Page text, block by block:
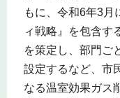
もに、令和6年3月
ィ戦略』を包含す
を策定し、部門ご
設定するなど、市
なる温室効果ガス